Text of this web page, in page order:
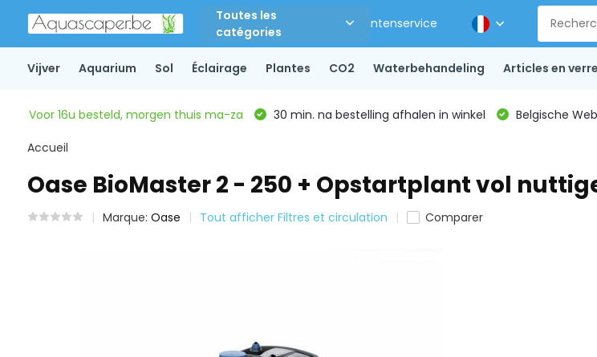
Toutes les
catégories
Klantenservice
Vijver Aquarium Sol Éclairage Plantes CO2 Waterbehandeling Articles en verre
Voor 16u besteld, morgen thuis ma-za 30 min. na bestelling afhalen in winkel Belgische
Accueil
Oase BioMaster 2 - 250 + Opstartplant vol
Marque: Oase Tout afficher Filtres et circulation Comparer